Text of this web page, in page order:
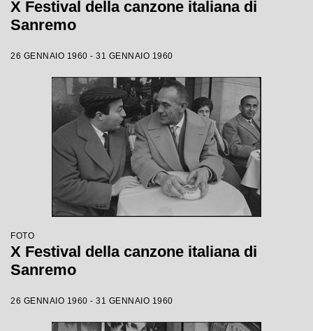
X Festival della canzone italiana di
Sanremo
26 GENNAIO 1960 - 31 GENNAIO 1960
FOTO
X Festival della canzone italiana di
Sanremo
26 GENNAIO 1960 - 31 GENNAIO 1960